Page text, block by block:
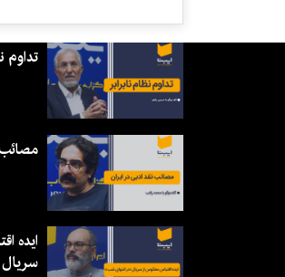
تداوم
مصائب
ایده